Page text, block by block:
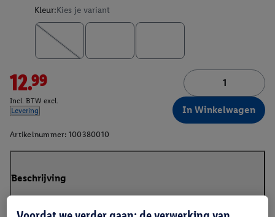
Kleur:Kies je variant
12.99
Incl. BTW excl.
Levering
In Winkelwagen
Artikelnummer: 100380010
Beschrijving